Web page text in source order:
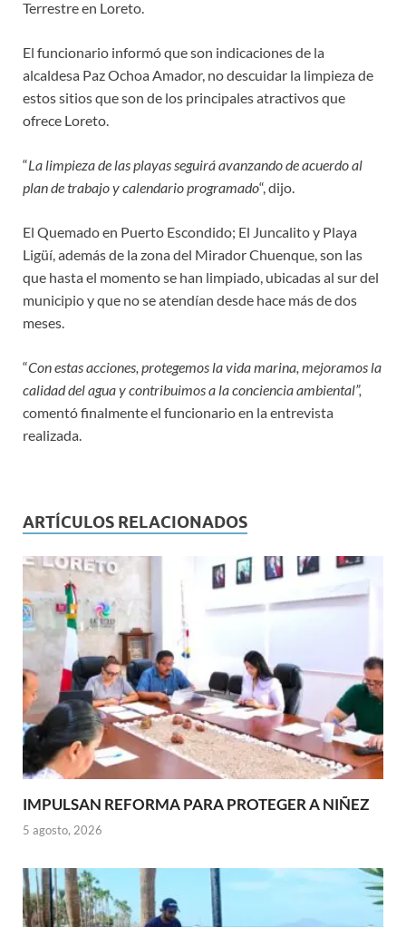
Terrestre en Loreto.
El funcionario informó que son indicaciones de la
alcaldesa Paz Ochoa Amador, no descuidar la limpieza de
estos sitios que son de los principales atractivos que
ofrece Loreto.
“La limpieza de las playas seguirá avanzando de acuerdo al
plan de trabajo y calendario programado“, dijo.
El Quemado en Puerto Escondido; El Juncalito y Playa
Ligüí, además de la zona del Mirador Chuenque, son las
que hasta el momento se han limpiado, ubicadas al sur del
municipio y que no se atendían desde hace más de dos
meses.
“Con estas acciones, protegemos la vida marina, mejoramos la
calidad del agua y contribuimos a la conciencia ambiental”,
comentó finalmente el funcionario en la entrevista
realizada.
ARTÍCULOS RELACIONADOS
IMPULSAN REFORMA PARA PROTEGER A NIÑEZ
5 agosto, 2026